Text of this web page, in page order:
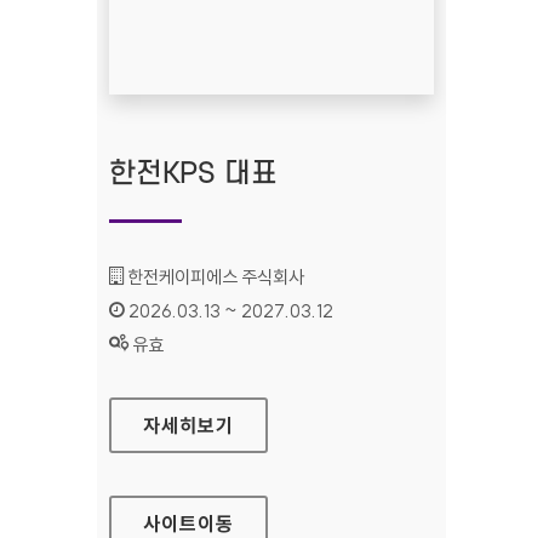
한전KPS 대표
기관명 :
한전케이피에스 주식회사
인증기간 :
2026.03.13 ~ 2027.03.12
상태 :
유효
한전KPS 대표
자세히보기
사이트이동